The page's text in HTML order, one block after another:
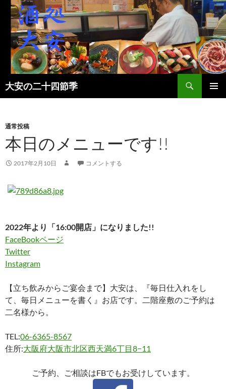
大安の二十四節季
検
索
ン
へ
キ
プ
通常投稿
本日のメニューです!!
2017年2月10日 コメントする
2022年より「16:00開店」になりました!!
FaceBookページ
Twitter
Instagram
【立ち飲みからご宴会まで】大安は、『毎日仕入れをし
て、毎日メニューを書く』お店です。二階座敷のご予約は
二名様から。
TEL:06-6365-8567
住所:大阪府大阪市北区西天満6丁目8−11
ご予約、ご相談はFBでもお受けしています。